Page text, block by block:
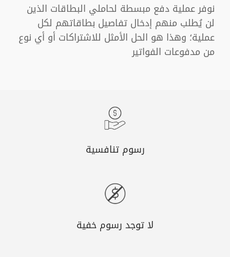
نوفر عملية دفع مبسطة لحاملي البطاقات الذين
لن يُطلب منهم إدخال تفاصيل بطاقاتهم لكل
عملية؛ وهذا هو الحل الأمثل للاشتراكات أو أي نوع
من مدفوعات الفواتير
رسوم تنافسية
لا توجد رسوم خفية